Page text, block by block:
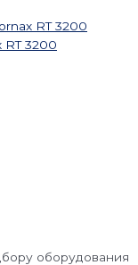
RT 3200
оборудования